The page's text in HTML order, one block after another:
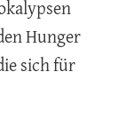
Hunger
sich für